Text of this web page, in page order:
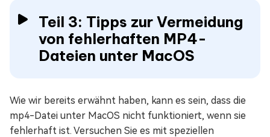
Teil 3: Tipps zur Vermeidung
von fehlerhaften MP4-
Dateien unter MacOS
Wie wir bereits erwähnt haben, kann es sein, dass die
mp4-Datei unter MacOS nicht funktioniert, wenn sie
fehlerhaft ist. Versuchen Sie es mit speziellen